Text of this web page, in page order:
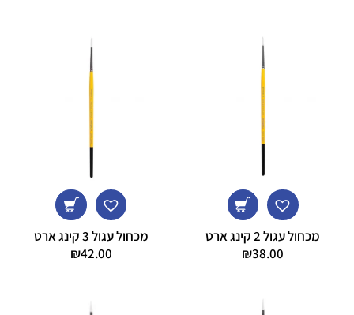
מכחול עגול 2 קינג ארט
₪38.00
מכחול עגול 3 קינג ארט
₪42.00